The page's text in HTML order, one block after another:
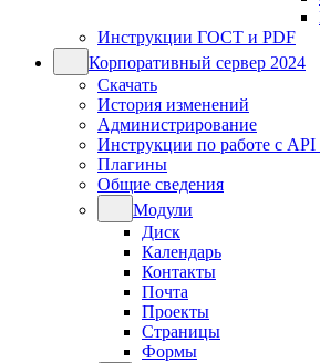
Инструкции ГОСТ и PDF
Корпоративный сервер 2024
Скачать
История изменений
Администрирование
Инструкции по работе с
Плагины
Общие сведения
Модули
Диск
Календарь
Контакты
Почта
Проекты
Страницы
Формы